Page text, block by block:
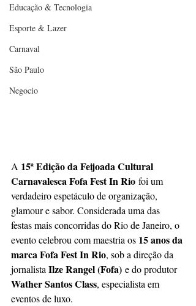
Educação & Tecnologia
Esporte & Lazer
Carnaval
São Paulo
Negocio
A 15ª Edição da Feijoada Cultural
Carnavalesca Fofa Fest In Rio foi um
verdadeiro espetáculo de organização,
glamour e sabor. Considerada uma das
festas mais concorridas do Rio de Janeiro, o
evento celebrou com maestria os 15 anos da
marca Fofa Fest In Rio, sob a direção da
jornalista Ilze Rangel (Fofa) e do produtor
Wather Santos Class, especialista em
eventos de luxo.